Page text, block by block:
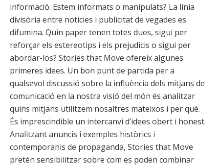
informació. Estem informats o manipulats? La línia
divisòria entre notícies i publicitat de vegades es
difumina. Quin paper tenen totes dues, sigui per
reforçar els estereotips i els prejudicis o sigui per
abordar-los? Stories that Move ofereix algunes
primeres idees. Un bon punt de partida per a
qualsevol discussió sobre la influència dels mitjans de
comunicació en la nostra visió del món és analitzar
quins mitjans utilitzem nosaltres mateixos i per què.
És imprescindible un intercanvi d’idees obert i honest.
Analitzant anuncis i exemples històrics i
contemporanis de propaganda, Stories that Move
pretén sensibilitzar sobre com es poden combinar